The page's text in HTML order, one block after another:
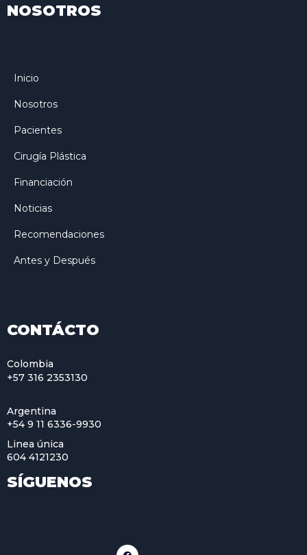
NOSOTROS
Inicio
Nosotros
Pacientes
Cirugía Plástica
Financiación
Noticias
Recomendaciones
Antes y Después
CONTÁCTO
Colombia
+57 316 2353130
Argentina
+54 9 11 6336-9930
Linea única
604 4121230
SÍGUENOS